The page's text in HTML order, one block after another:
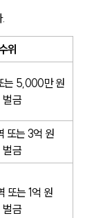
위
는 5,000만 원
벌금
또는 3억 원
벌금
또는 1억 원
벌금